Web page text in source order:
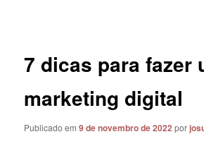
7 dicas para fazer
marketing digital
Publicado em9 de novembro de 2022 por